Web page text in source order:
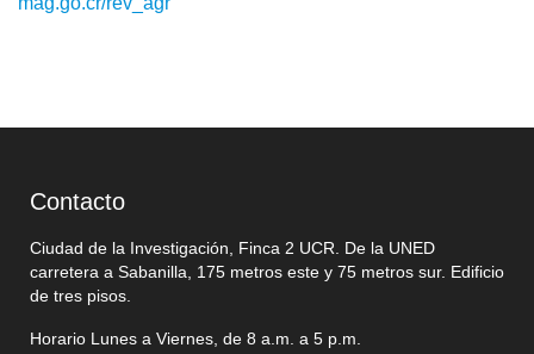
Contacto
Ciudad de la Investigación, Finca 2 UCR. De la UNED
carretera a Sabanilla, 175 metros este y 75 metros sur. Edificio
de tres pisos.
Horario Lunes a Viernes, de 8 a.m. a 5 p.m.